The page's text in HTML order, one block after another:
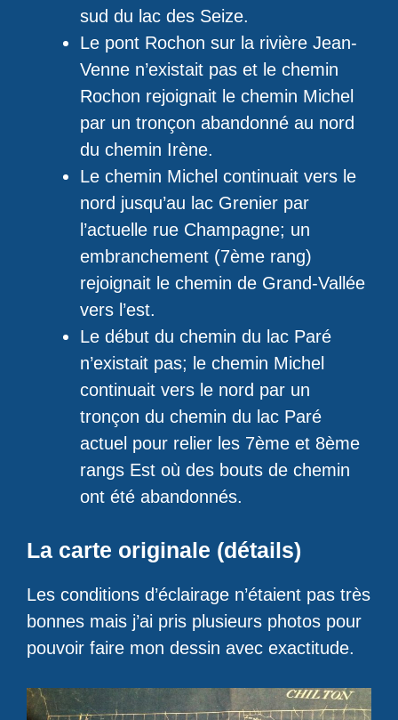
sud du lac des Seize.
Le pont Rochon sur la rivière Jean-
Venne n’existait pas et le chemin
Rochon rejoignait le chemin Michel
par un tronçon abandonné au nord
du chemin Irène.
Le chemin Michel continuait vers le
nord jusqu’au lac Grenier par
l’actuelle rue Champagne; un
embranchement (7ème rang)
rejoignait le chemin de Grand-Vallée
vers l’est.
Le début du chemin du lac Paré
n’existait pas; le chemin Michel
continuait vers le nord par un
tronçon du chemin du lac Paré
actuel pour relier les 7ème et 8ème
rangs Est où des bouts de chemin
ont été abandonnés.
La carte originale (détails)
Les conditions d’éclairage n’étaient pas très
bonnes mais j’ai pris plusieurs photos pour
pouvoir faire mon dessin avec exactitude.